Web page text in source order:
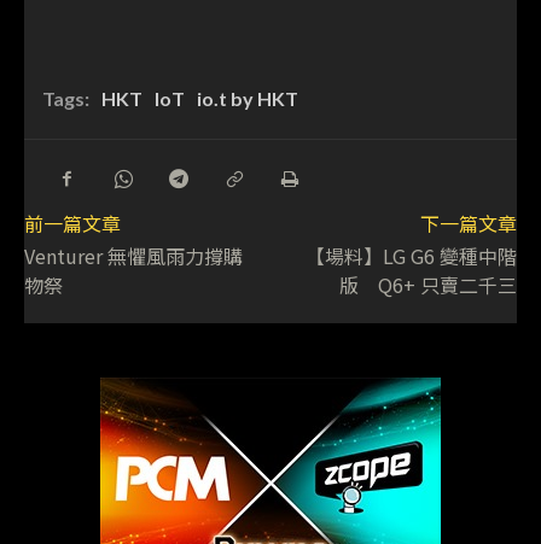
Tags: HKT IoT io.t by HKT
前一篇文章
Venturer 無懼風雨力撐購
物祭
下一篇文章
【場料】LG G6 變種中階
版 Q6+ 只賣二千三